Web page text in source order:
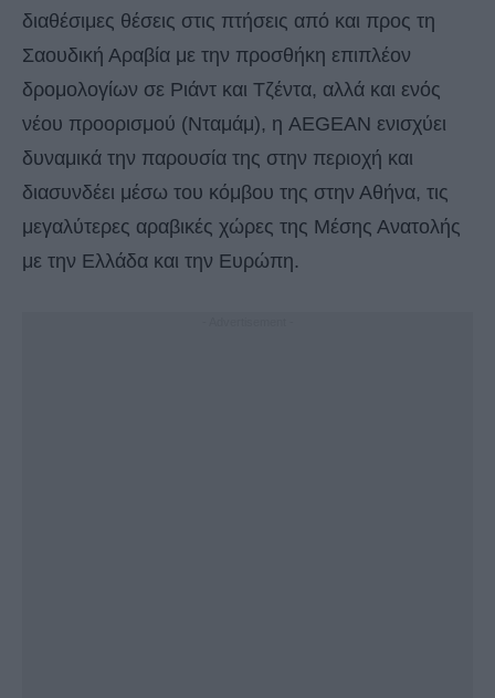
διαθέσιμες θέσεις στις πτήσεις από και προς τη
Σαουδική Αραβία με την προσθήκη επιπλέον
δρομολογίων σε Ριάντ και Τζέντα, αλλά και ενός
νέου προορισμού (Νταμάμ), η AEGEAN ενισχύει
δυναμικά την παρουσία της στην περιοχή και
διασυνδέει μέσω του κόμβου της στην Αθήνα, τις
μεγαλύτερες αραβικές χώρες της Μέσης Ανατολής
με την Ελλάδα και την Ευρώπη.